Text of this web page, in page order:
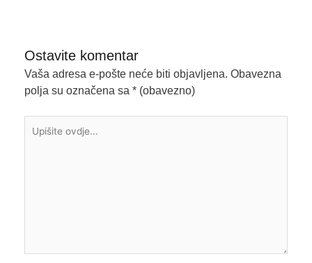
Ostavite komentar
Vaša adresa e-pošte neće biti objavljena. Obavezna
polja su označena sa * (obavezno)
ovdje...